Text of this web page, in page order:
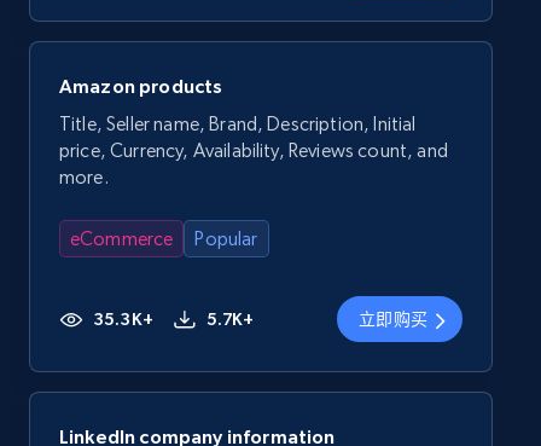
Amazon products
Title, Seller name, Brand, Description, Initial
price, Currency, Availability, Reviews count, and
more.
eCommerce Popular
35.3K+ 5.7K+ 立即购买
LinkedIn company information